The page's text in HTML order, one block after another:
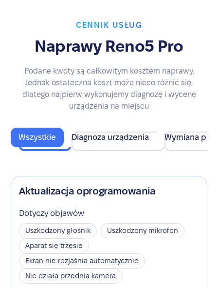
CENNIK USŁUG
Naprawy Reno5 Pro
Podane kwoty są całkowitym kosztem naprawy.
Jednak ostateczna koszt może nieco różnić się,
dlatego najpierw wykonujemy diagnozę i wycenę
urządzenia na miejscu
Wszystkie Diagnoza urządzenia Wymiana
Aktualizacja oprogramowania
Dotyczy objawów
Uszkodzony głośnik
Uszkodzony mikrofon
Aparat się trzęsie
Ekran nie rozjaśnia automatycznie
Nie działa przednia kamera